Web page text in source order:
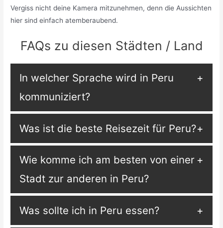
Vergiss nicht deine Kamera mitzunehmen, denn die Aussichten
hier sind einfach atemberaubend.
FAQs zu diesen Städten / Land
In welcher Sprache wird in Peru
kommuniziert?
Was ist die beste Reisezeit für Peru?
Wie komme ich am besten von einer
Stadt zur anderen in Peru?
Was sollte ich in Peru essen?